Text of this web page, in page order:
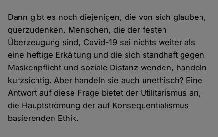
Dann gibt es noch diejenigen, die von sich glauben,
querzudenken. Menschen, die der festen
Überzeugung sind, Covid-19 sei nichts weiter als
eine heftige Erkältung und die sich standhaft gegen
Maskenpflicht und soziale Distanz wenden, handeln
kurzsichtig. Aber handeln sie auch unethisch? Eine
Antwort auf diese Frage bietet der Utilitarismus an,
die Hauptströmung der auf Konsequentialismus
basierenden Ethik.